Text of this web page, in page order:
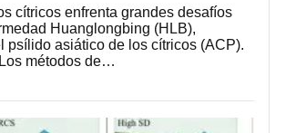
cítricos enfrenta grandes desafíos
Huanglongbing (HLB),
psílido asiático de los cítricos (ACP).
métodos de…